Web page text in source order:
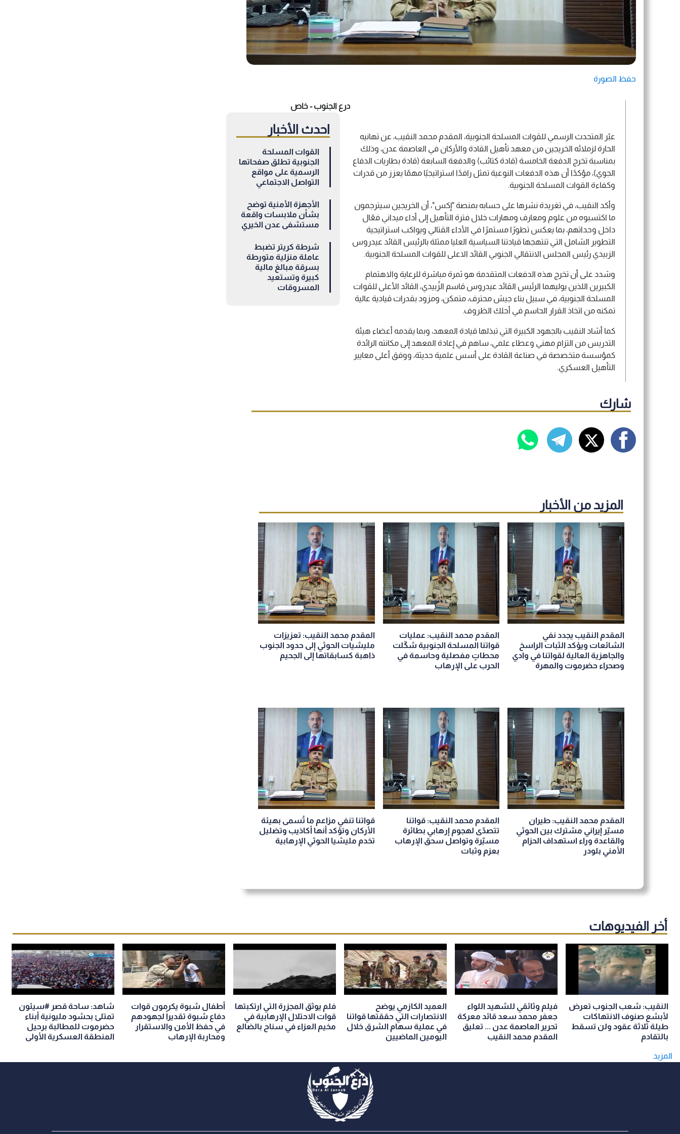
حفظ الصورة
درع الجنوب - خاص
عبّر المتحدث الرسمي للقوات المسلحة الجنوبية، المقدم محمد النقيب، عن تهانيه
الحارة لزملائه الخريجين من معهد تأهيل القادة والأركان في العاصمة عدن، وذلك
بمناسبة تخرج الدفعة الخامسة (قادة كتائب) والدفعة السابعة (قادة بطاريات الدفاع
الجوي)، مؤكدًا أن هذه الدفعات النوعية تمثل رافدًا استراتيجيًا مهمًا يعزز من قدرات
وكفاءة القوات المسلحة الجنوبية.
وأكد النقيب، في تغريدة نشرها على حسابه بمنصة "إكس"، أن الخريجين سيترجمون
ما اكتسبوه من علوم ومعارف ومهارات خلال فترة التأهيل إلى أداء ميداني فعّال
داخل وحداتهم، بما يعكس تطورًا مستمرًا في الأداء القتالي ويواكب استراتيجية
التطوير الشامل التي تنتهجها قيادتنا السياسية العليا ممثلة بالرئيس القائد عيدروس
الزبيدي رئيس المجلس الانتقالي الجنوبي القائد الاعلى للقوات المسلحة الجنوبية.
وشدد على أن تخرج هذه الدفعات المتقدمة هو ثمرة مباشرة للرعاية والاهتمام
الكبيرين اللذين يوليهما الرئيس القائد عيدروس قاسم الزُبيدي، القائد الأعلى للقوات
المسلحة الجنوبية، في سبيل بناء جيش محترف، متمكن، ومزود بقدرات قيادية عالية
تمكنه من اتخاذ القرار الحاسم في أحلك الظروف.
كما أشاد النقيب بالجهود الكبيرة التي تبذلها قيادة المعهد، وبما يقدمه أعضاء هيئة
التدريس من التزام مهني وعطاء علمي، ساهم في إعادة المعهد إلى مكانته الرائدة
كمؤسسة متخصصة في صناعة القادة على أسس علمية حديثة، ووفق أعلى معايير
التأهيل العسكري.
احدث الأخبار
القوات المسلحة
الجنوبية تطلق صفحاتها
الرسمية على مواقع
التواصل الاجتماعي
الأجهزة الأمنية توضح
بشأن ملابسات واقعة
مستشفى عدن الخيري
شرطة كريتر تضبط
عاملة منزلية متورطة
بسرقة مبالغ مالية
كبيرة وتستعيد
المسروقات
شارك
المزيد من الأخبار
المقدم النقيب يجدد نفي
الشائعات ويؤكد الثبات الراسخ
والجاهزية العالية لقواتنا في وادي
وصحراء حضرموت والمهرة
المقدم محمد النقيب: عمليات
قواتنا المسلحة الجنوبية شكّلت
محطاتٍ مفصلية وحاسمة في
الحرب على الإرهاب
المقدم محمد النقيب: تعزيزات
مليشيات الحوثي إلى حدود الجنوب
ذاهبة كسابقاتها إلى الجحيم
المقدم محمد النقيب: طيران
مسيّر إيراني مشترك بين الحوثي
والقاعدة وراء استهداف الحزام
الأمني بلودر
المقدم محمد النقيب: قواتنا
تتصدّى لهجوم إرهابي بطائرة
مسيّرة وتواصل سحق الإرهاب
بعزم وثبات
قواتنا تنفي مزاعم ما تُسمى بهيئة
الأركان وتؤكد أنها أكاذيب وتضليل
تخدم مليشيا الحوثي الإرهابية
أخر الفيديوهات
النقيب: شعب الجنوب تعرض
لأبشع صنوف الانتهاكات
طيلة ثلاثة عقود ولن تسقط
بالتقادم
فيلم وثائقي للشهيد اللواء
جعفر محمد سعد قائد معركة
تحرير العاصمة عدن ... تعليق
المقدم محمد النقيب
العميد الكازمي يوضح
الانتصارات التي حققتها قواتنا
في عملية سهام الشرق خلال
اليومين الماضيين
فلم يوثق المجزرة التي ارتكبتها
قوات الاحتلال الإرهابية في
مخيم العزاء في سناح بالضالع
أطفال شبوة يكرمون قوات
دفاع شبوة تقديراً لجهودهم
في حفظ الأمن والاستقرار
ومحاربة الإرهاب
شاهد: ساحة قصر #سيئون
تمتلئ بحشود مليونية أبناء
حضرموت للمطالبة برحيل
المنطقة العسكرية الأولى
المزيد